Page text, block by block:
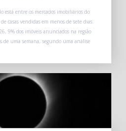
está entre os mercados imobiliários do
casas vendidas em menos de sete dias.
9% dos imóveis anunciados na região
de uma semana, segundo uma análise